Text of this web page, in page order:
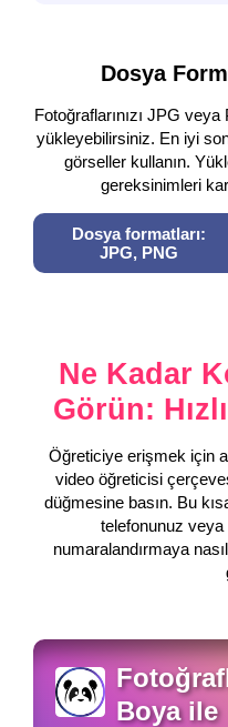
Dosya
Fotoğraflarınızı JPG
yükleyebilirsiniz. En iyi
görseller kullanın.
gereksinimleri
Dosya formatları:
JPG, PNG
Ne Kadar
Görün:
Öğreticiye erişmek için
video öğreticisi
düğmesine basın. Bu
telefonunuz veya
numaralandırmaya
Boya ile